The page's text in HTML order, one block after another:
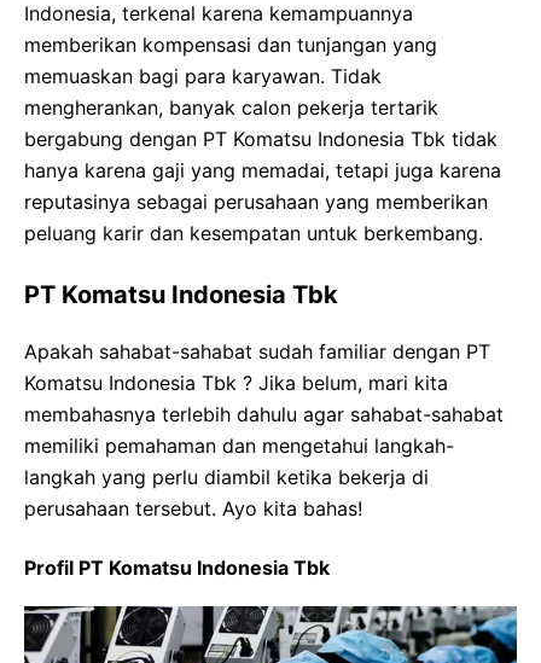
Indonesia, terkenal karena kemampuannya
memberikan kompensasi dan tunjangan yang
memuaskan bagi para karyawan. Tidak
mengherankan, banyak calon pekerja tertarik
bergabung dengan PT Komatsu Indonesia Tbk tidak
hanya karena gaji yang memadai, tetapi juga karena
reputasinya sebagai perusahaan yang memberikan
peluang karir dan kesempatan untuk berkembang.
PT Komatsu Indonesia Tbk
Apakah sahabat-sahabat sudah familiar dengan PT
Komatsu Indonesia Tbk ? Jika belum, mari kita
membahasnya terlebih dahulu agar sahabat-sahabat
memiliki pemahaman dan mengetahui langkah-
langkah yang perlu diambil ketika bekerja di
perusahaan tersebut. Ayo kita bahas!
Profil PT Komatsu Indonesia Tbk